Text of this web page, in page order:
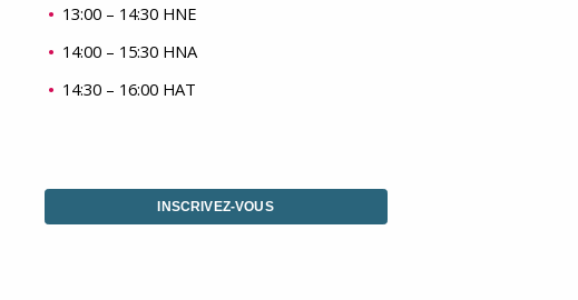
13:00 – 14:30 HNE
14:00 – 15:30 HNA
14:30 – 16:00 HAT
INSCRIVEZ-VOUS